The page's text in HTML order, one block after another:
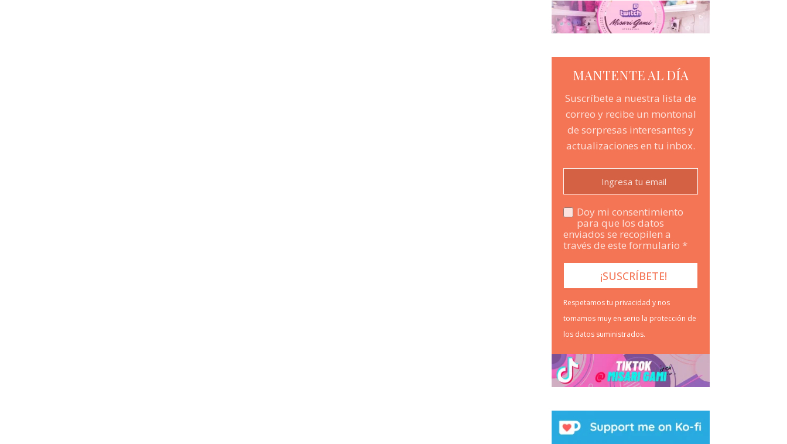
MANTENTE AL DÍA
Suscríbete a nuestra lista de
correo y recibe un montonal
de sorpresas interesantes y
actualizaciones en tu inbox.
Doy mi consentimiento
para que los datos
enviados se recopilen a
través de este formulario *
Respetamos tu privacidad y nos
tomamos muy en serio la protección de
los datos suministrados.